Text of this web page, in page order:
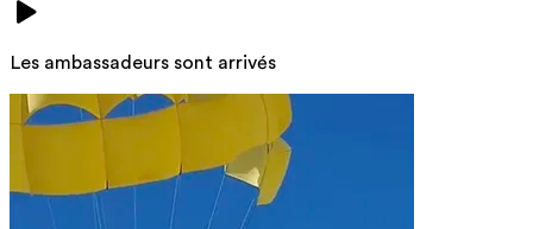
Les ambassadeurs sont arrivés